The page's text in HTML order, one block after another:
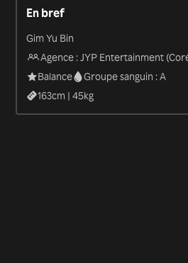
En bref
Gim Yu Bin
Agence : JYP Entertainment
Balance
Groupe sanguin : A
163cm |45kg